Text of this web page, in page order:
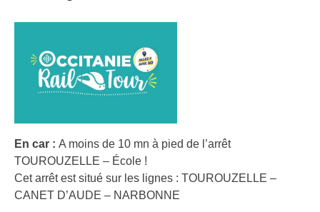
En car : A moins de 10 mn à pied de l’arrêt
TOUROUZELLE – École !
Cet arrêt est situé sur les lignes : TOUROUZELLE –
CANET D’AUDE – NARBONNE